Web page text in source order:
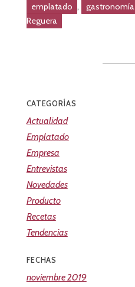
emplatado , gastronomía
Reguera
CATEGORÍAS
Actualidad
Emplatado
Empresa
Entrevistas
Novedades
Producto
Recetas
Tendencias
FECHAS
noviembre 2019